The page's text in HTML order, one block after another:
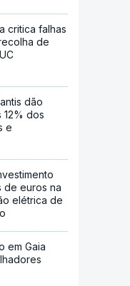
critica falhas
de
dão
12% dos
e
de euros na
elétrica de
em Gaia